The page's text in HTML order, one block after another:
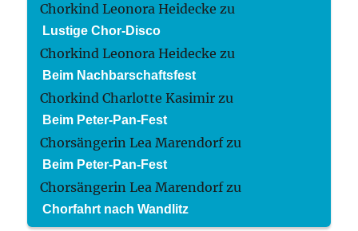
Chorkind Leonora Heidecke zu
Lustige Chor-Disco
Chorkind Leonora Heidecke zu
Beim Nachbarschaftsfest
Chorkind Charlotte Kasimir zu
Beim Peter-Pan-Fest
Chorsängerin Lea Marendorfzu
Beim Peter-Pan-Fest
Chorsängerin Lea Marendorfzu
Chorfahrt nach Wandlitz